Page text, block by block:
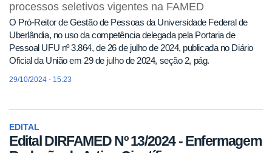
processos seletivos vigentes na FAMED
O Pró-Reitor de Gestão de Pessoas da Universidade Federal de
Uberlândia, no uso da competência delegada pela Portaria de
Pessoal UFU nº 3.864, de 26 de julho de 2024, publicada no Diário
Oficial da União em 29 de julho de 2024, seção 2, pág.
29/10/2024 - 15:23
EDITAL
Edital DIRFAMED Nº 13/2024 - Enfermagem